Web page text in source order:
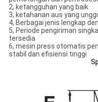
2, ketangguhan yang baik
3, ketahanan aus yang
4, Berbagai jenis lengkap
5, Periode pengiriman
tersedia
6, mesin press otomatis
stabil dan efisiensi tinggi